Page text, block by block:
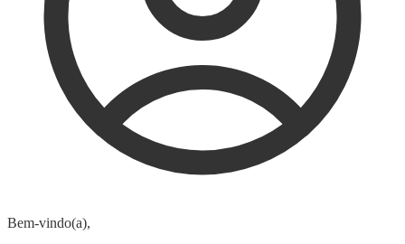
Bem-vindo(a),